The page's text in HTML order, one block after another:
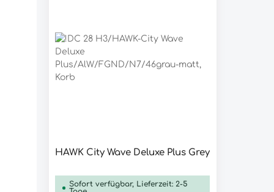
Produkt Anzahl: Gib den
HAWK City Wave Deluxe Plus Grey
Sofort verfügbar, Lieferzeit: 2-5